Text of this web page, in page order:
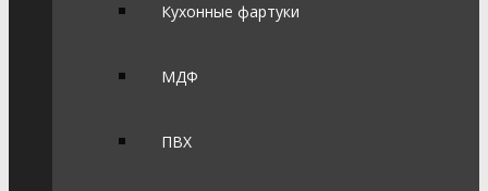
Кухонные фартуки
МДФ
ПВХ